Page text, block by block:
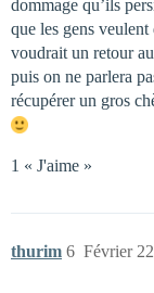
dommage qu’ils
que les gens
voudrait un retour
puis on ne parlera
récupérer un gros
1 « J'aime »
thurim Février
6